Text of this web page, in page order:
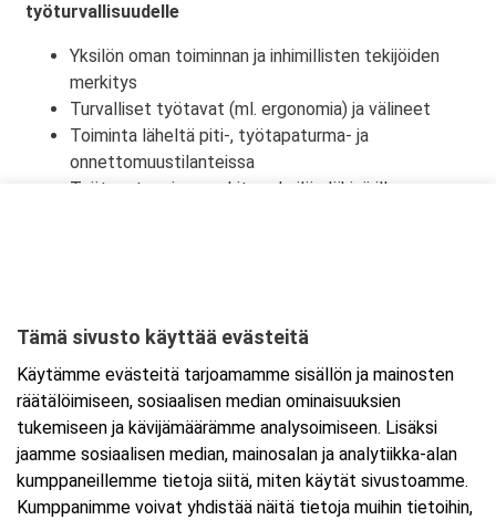
työturvallisuudelle
Yksilön oman toiminnan ja inhimillisten tekijöiden
merkitys
Turvalliset työtavat (ml. ergonomia) ja välineet
Toiminta läheltä piti-, työtapaturma- ja
onnettomuustilanteissa
Työtapaturmien merkitys yksilön lähipiirille,
Ajankohta
Alkaa:18.12.2025 08:30
Päättyy:18.12.2025 16:00
Lisää tapahtuma kalenteriisi
Tämä sivusto käyttää evästeitä
Käytämme evästeitä tarjoamamme sisällön ja mainosten
räätälöimiseen, sosiaalisen median ominaisuuksien
tukemiseen ja kävijämäärämme analysoimiseen. Lisäksi
jaamme sosiaalisen median, mainosalan ja analytiikka-alan
kumppaneillemme tietoja siitä, miten käytät sivustoamme.
Kumppanimme voivat yhdistää näitä tietoja muihin tietoihin,